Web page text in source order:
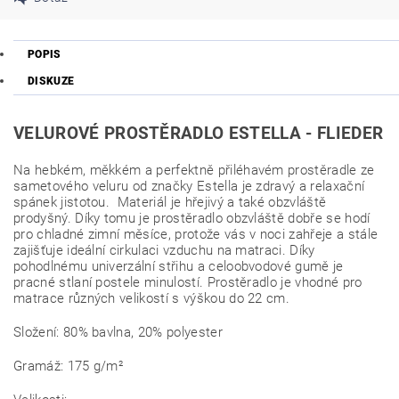
POPIS
DISKUZE
VELUROVÉ PROSTĚRADLO ESTELLA - FLIEDER
Na hebkém, měkkém a perfektně přiléhavém prostěradle ze
sametového veluru od značky Estella je zdravý a relaxační
spánek jistotou. Materiál je hřejivý a také obzvláště
prodyšný. Díky tomu je prostěradlo obzvláště dobře se hodí
pro chladné zimní měsíce, protože vás v noci zahřeje a stále
zajišťuje ideální cirkulaci vzduchu na matraci. Díky
pohodlnému univerzální střihu a celoobvodové gumě je
pracné stlaní postele minulostí. Prostěradlo je vhodné pro
matrace různých velikostí s výškou do 22 cm.
Složení: 80% bavlna, 20% polyester
Gramáž: 175 g/m²